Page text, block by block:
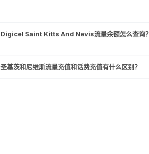
¥207.28
¥259.1
Digicel Saint Kitts And Nevis流量余额怎么查询？
圣基茨和尼维斯流量充值和话费充值有什么区别？